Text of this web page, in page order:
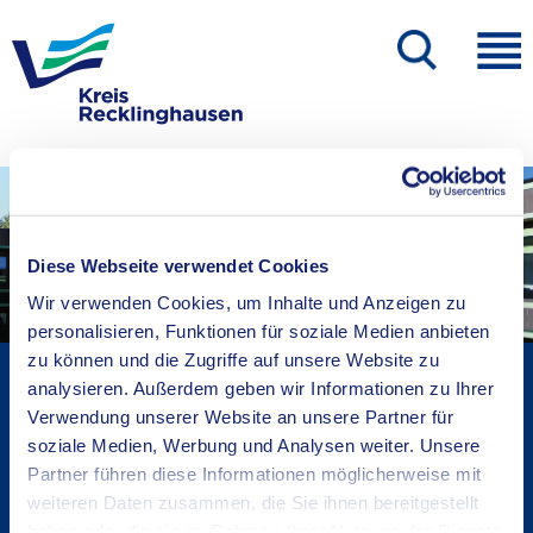
Diese Webseite verwendet Cookies
Wir verwenden Cookies, um Inhalte und Anzeigen zu
personalisieren, Funktionen für soziale Medien anbieten
zu können und die Zugriffe auf unsere Website zu
analysieren. Außerdem geben wir Informationen zu Ihrer
Verwendung unserer Website an unsere Partner für
soziale Medien, Werbung und Analysen weiter. Unsere
Partner führen diese Informationen möglicherweise mit
weiteren Daten zusammen, die Sie ihnen bereitgestellt
Kreisverwaltung A-Z
Bekanntmachungen
Ortsrecht
Karriere beim Kreis
Bürger-, Ideen- und Beschwerdecenter